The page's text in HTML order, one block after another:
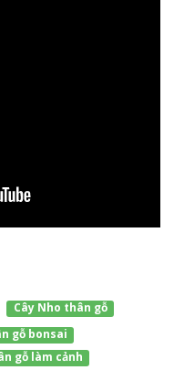
Cây Nho thân gỗ
gỗ bonsai
gỗ làm cảnh